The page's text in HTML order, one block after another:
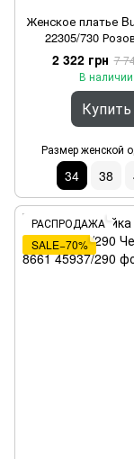
Женское платье
22305/730
2 322 грн 7
В наличии
Купить
Размер женской
34 38
РАСПРОДАЖА
SALE−70%